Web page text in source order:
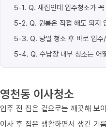
5-1. Q. 새집인데 입주청소가
5-2. Q. 원룸은 직접 해도 되지
5-3. Q. 당일 청소 후 바로 입
5-4. Q. 수납장 내부 청소는 어
영천동 이사청소
입주 전 집은 겉으로는 깨끗해 보
이사 후 집은 생활하면서 생긴 기